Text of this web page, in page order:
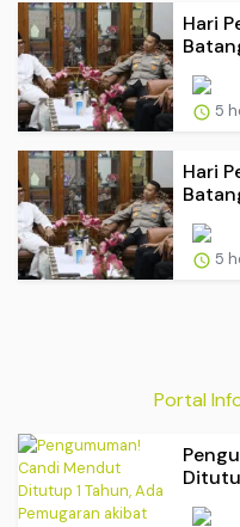
Hari
5
Hari
5
Portal